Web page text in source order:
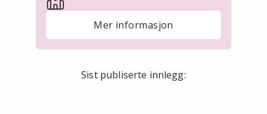
Mer informasjon
Sist publiserte innlegg: